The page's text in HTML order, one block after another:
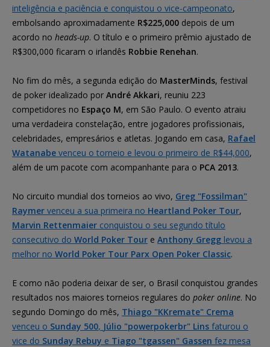
inteligência e paciência e conquistou o vice-campeonato,
embolsando aproximadamente R$225,000 depois de um
acordo no heads-up. O título e o primeiro prêmio ajustado de
R$300,000 ficaram o irlandês Robbie Renehan.
No fim do mês, a segunda edição do MasterMinds, festival
de poker idealizado por André Akkari, reuniu 223
competidores no Espaço M, em São Paulo. O evento atraiu
uma verdadeira constelação, entre jogadores profissionais,
celebridades, empresários e atletas. Jogando em casa, Rafael
Watanabe venceu o torneio e levou o primeiro de R$44,000,
além de um pacote com acompanhante para o PCA 2013.
No circuito mundial dos torneios ao vivo, Greg "Fossilman"
Raymer venceu a sua primeira no Heartland Poker Tour,
Marvin Rettenmaier conquistou o seu segundo título
consecutivo do World Poker Tour e Anthony Gregg levou a
melhor no World Poker Tour Parx Open Poker Classic.
E como não poderia deixar de ser, o Brasil conquistou grandes
resultados nos maiores torneios regulares do poker online. No
segundo Domingo do mês, Thiago "KKremate" Crema
venceu o Sunday 500, Júlio "powerpokerbr" Lins faturou o
vice do Sunday Rebuy e Tiago "tgassen" Gassen fez mesa